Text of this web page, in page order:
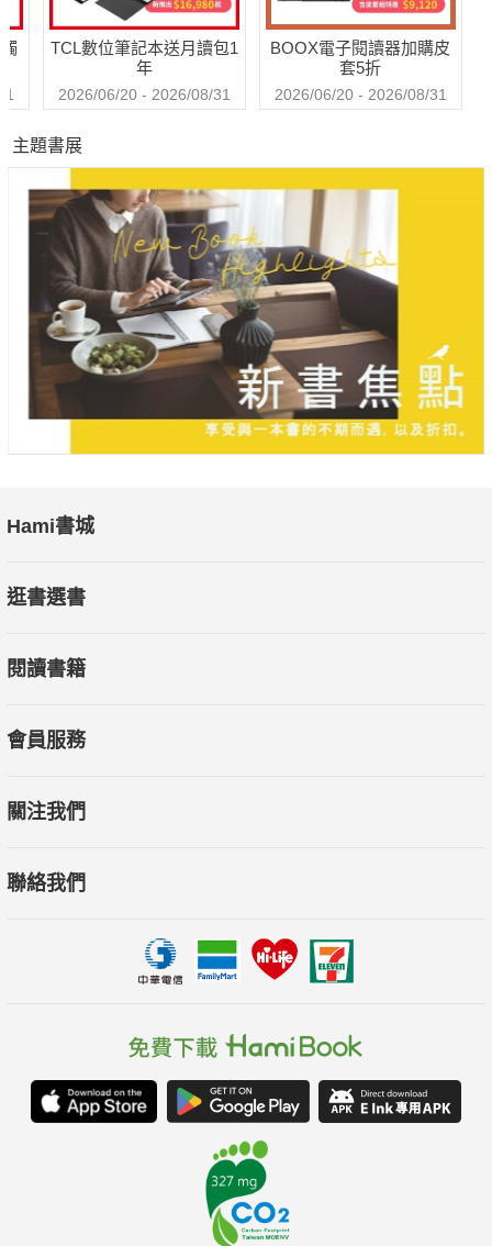
★學習善用身邊的天然成分，並將這些方法融入日常，成為替自
己量身訂做的生活習慣。
★淨化居住空間，反轉負面情緒。
【療癒推薦】（依姓名筆劃排序）
Ashley／身體秘境瑜珈創辦人暨專任師資
Fanna／島嶼芳療師
Lydia Chang／起源瑜伽創辦人、阿育吠陀療癒師
女巫阿娥／芳療與香草生活保健作家
林孟穎／《養顏聖經》作者、鼎妍中醫院長
陳廷宇／資深媒體人、台灣喜馬拉雅瑜伽靜心協會理事長
阿育吠陀最有趣的地方在直觀與易於實踐。它就在日常生活之
種種需求，而我們也可以學習如此這樣的智慧，在每一天，給予
的適合食譜，也因應不同地方飲食文化，加入地方特有的食材，
成為日常健康飲食的助力。一方水土養一方人，當地的新鮮食材
最適合當地氣候環境養成的人，讀者不妨可以借用思考一下，例
TCL數位筆記本送月讀包1
年
2026/06/20 - 2026/08/31
BOOX電子閱讀器加購皮
套5折
2026/06/20 - 2026/08/31
主題書展
Hami書城
逛書選書
閱讀書籍
會員服務
關注我們
聯絡我們